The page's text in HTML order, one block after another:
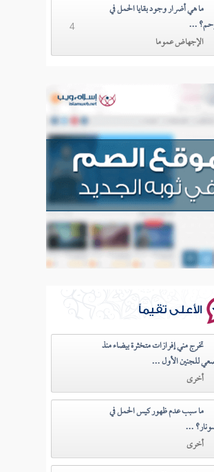
ما هي أضرار وجود بقايا الحمل في
...
الإجهاض عموما
4
الأعلى تقيماً
تخرج مني إفرازات متخثرة بيضاء منذ
للجنين الأول ...
أخرى
ما سبب عدم ظهور كيس الحمل في
...
أخرى